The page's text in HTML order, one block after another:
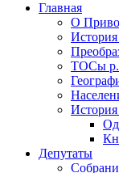
Главная
О
ТОСы р.
Депутаты